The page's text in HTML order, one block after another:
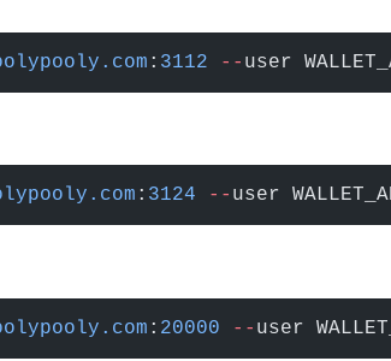
: 3112 -- user
: 3124 -- user
: 20000 -- user